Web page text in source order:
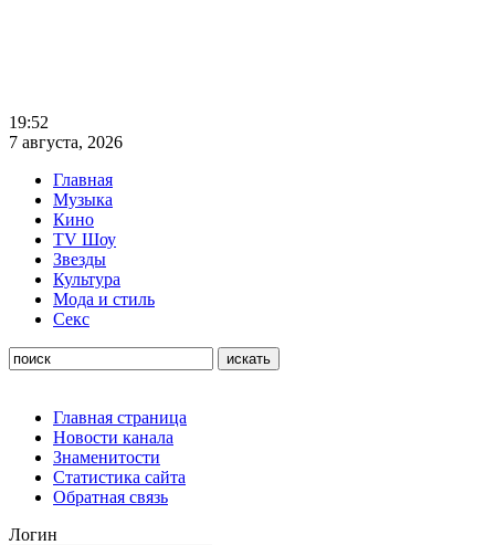
19:52
7 августа, 2026
Главная
Музыка
Кино
TV Шоу
Звезды
Культура
Мода и стиль
Секс
Главная страница
Новости канала
Знаменитости
Статистика сайта
Обратная связь
Логин